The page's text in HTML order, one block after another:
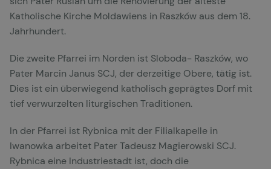
Katholische Kirche Moldawiens in Raszków aus dem 18.
Jahrhundert.
Die zweite Pfarrei im Norden ist Sloboda- Raszków, wo
Pater Marcin Janus SCJ, der derzeitige Obere, tätig ist.
Dies ist ein überwiegend katholisch geprägtes Dorf mit
tief verwurzelten liturgischen Traditionen.
In der Pfarrei ist Rybnica mit der Filialkapelle in
Iwanowka arbeitet Pater Tadeusz Magierowski SCJ.
Rybnica eine Industriestadt ist, doch die